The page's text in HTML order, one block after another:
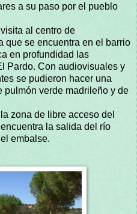
a su paso por el pueblo
al centro de
que se encuentra en el barrio
en profundidad las
Pardo. Con audiovisuales y
se pudieron hacer una
pulmón verde madrileño y de
zona de libre acceso del
la salida del río
embalse.